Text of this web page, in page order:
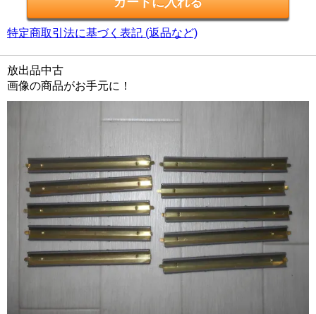
特定商取引法に基づく表記 (返品など)
放出品中古
画像の商品がお手元に！